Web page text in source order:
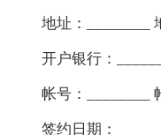
地址：________
开户银行：
帐号：________
签约日期：